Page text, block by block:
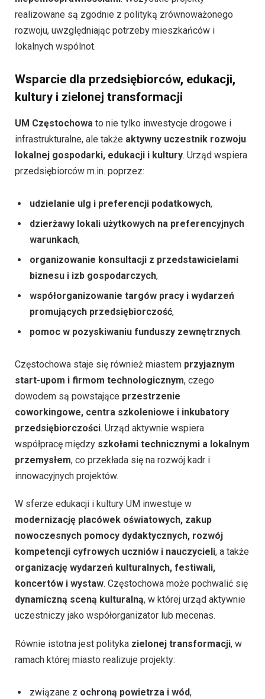
realizowane są zgodnie z polityką zrównoważonego
rozwoju, uwzględniając potrzeby mieszkańców i
lokalnych wspólnot.
Wsparcie dla przedsiębiorców, edukacji,
kultury i zielonej transformacji
UM Częstochowa to nie tylko inwestycje drogowe i
infrastrukturalne, ale także aktywny uczestnik rozwoju
lokalnej gospodarki, edukacji i kultury. Urząd wspiera
przedsiębiorców m.in. poprzez:
udzielanie ulg i preferencji podatkowych,
dzierżawy lokali użytkowych na preferencyjnych
warunkach,
organizowanie konsultacji z przedstawicielami
biznesu i izb gospodarczych,
współorganizowanie targów pracy i wydarzeń
promujących przedsiębiorczość,
pomoc w pozyskiwaniu funduszy zewnętrznych.
Częstochowa staje się również miastem przyjaznym
start-upom i firmom technologicznym, czego
dowodem są powstające przestrzenie
coworkingowe, centra szkoleniowe i inkubatory
przedsiębiorczości. Urząd aktywnie wspiera
współpracę między szkołami technicznymi a lokalnym
przemysłem, co przekłada się na rozwój kadr i
innowacyjnych projektów.
W sferze edukacji i kultury UM inwestuje w
modernizację placówek oświatowych, zakup
nowoczesnych pomocy dydaktycznych, rozwój
kompetencji cyfrowych uczniów i nauczycieli, a także
organizację wydarzeń kulturalnych, festiwali,
koncertów i wystaw. Częstochowa może pochwalić się
dynamiczną sceną kulturalną, w której urząd aktywnie
uczestniczy jako współorganizator lub mecenas.
Równie istotna jest polityka zielonej transformacji, w
ramach której miasto realizuje projekty:
związane z ochroną powietrza i wód,